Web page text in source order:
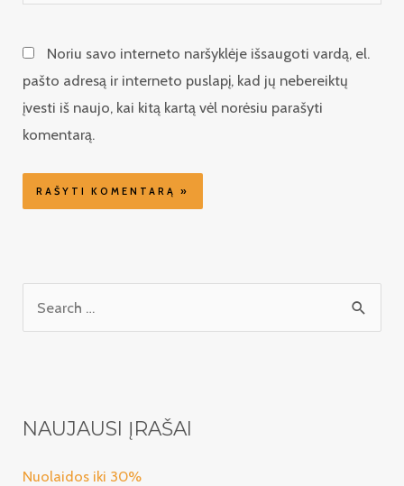
t
i
NAUJAUSI ĮRAŠAI
Nuolaidos iki 30%
Noriu savo interneto naršyklėje išsaugoti vardą, el.
pašto adresą ir interneto puslapį, kad jų nebereiktų
įvesti iš naujo, kai kitą kartą vėl norėsiu parašyti
komentarą.